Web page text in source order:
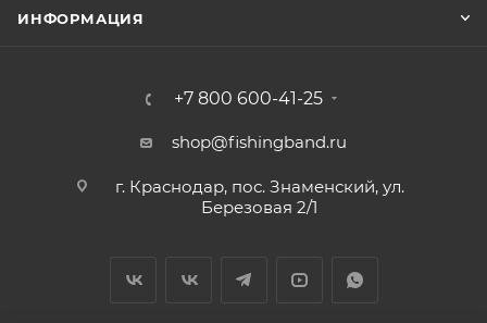
ИНФОРМАЦИЯ
+7 800 600-41-25
shop@fishingband.ru
г. Краснодар, пос. Знаменский, ул.
Березовая 2/1